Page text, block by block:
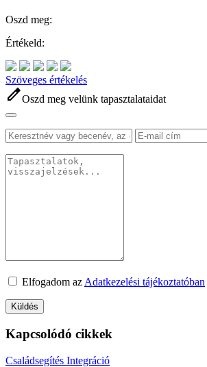
Oszd meg:
Értékeld:
Szöveges értékelés
editOszd meg velünk tapasztalataidat
Elfogadom az Adatkezelési tájékoztatóban
Kapcsolódó cikkek
Családsegítés Integráció